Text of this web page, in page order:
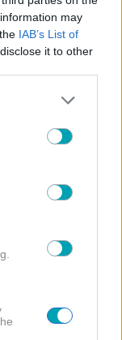
may
IAB’s List of
it to other
or more Google
may click to
party tags to
in below Google